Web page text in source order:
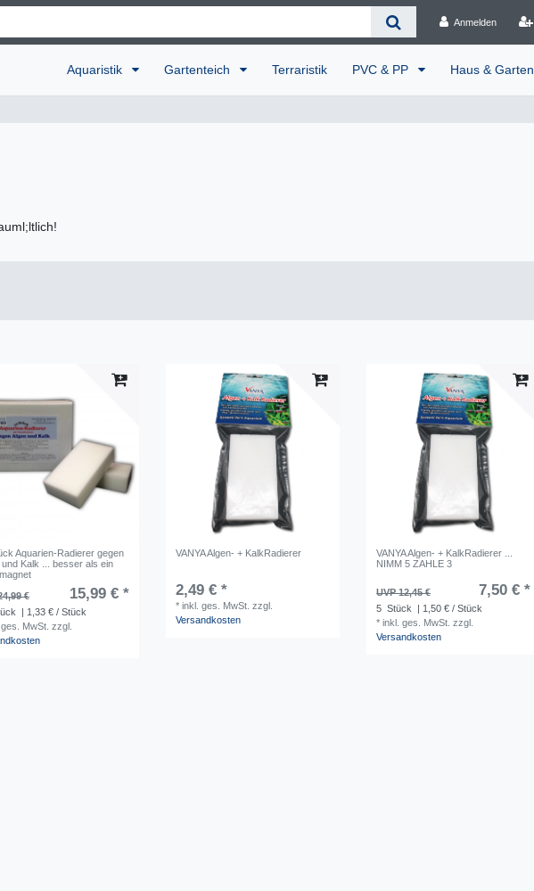
Anmelden
Aquaristik Gartenteich Terraristik PVC & PP Haus & Garten
Aquarien-Radierer gegen
und Kalk ... besser als ein
€
15,99 € *
| 1,33 € / Stück
MwSt. zzgl.
VANYA Algen- + KalkRadierer
2,49 € *
*inkl. ges. MwSt. zzgl.
Versandkosten
VANYA Algen- + KalkRadierer ...
NIMM 5 ZAHLE 3
UVP 12,45 € 7,50 € *
5 Stück
| 1,50 € / Stück
*inkl. ges. MwSt. zzgl.
Versandkosten